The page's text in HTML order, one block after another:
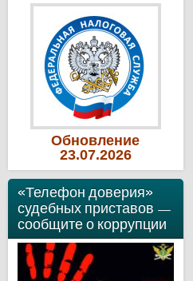
Обновление
23.07.2026
«Телефон доверия»
судебных приставов —
сообщите о коррупции